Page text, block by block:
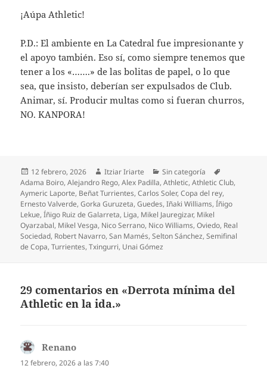
¡Aúpa Athletic!
P.D.: El ambiente en La Catedral fue impresionante y
el apoyo también. Eso sí, como siempre tenemos que
tener a los «…….» de las bolitas de papel, o lo que
sea, que insisto, deberían ser expulsados de Club.
Animar, sí. Producir multas como si fueran churros,
NO. KANPORA!
Publicado
el
12 febrero, 2026 Autor
Itziar Iriarte Categorías
Sin categoría
Adama Boiro,Alejandro Rego,Alex Padilla,Athletic,Athletic Club,
Aymeric Laporte, Beñat Turrientes,Carlos Soler,Copa del rey,
Ernesto Valverde,Gorka Guruzeta,Guedes,Iñaki Williams,Íñigo
Lekue,Íñigo Ruiz de Galarreta, Liga, Mikel Jauregizar, Mikel
Oyarzabal, Mikel Vesga, Nico Serrano, Nico Williams,Oviedo, Real
Sociedad, Robert Navarro,San Mamés,Selton Sánchez,Semifinal
de Copa,Turrientes,Txingurri, Unai Gómez
29 comentarios en «Derrota mínima del
Athletic en la ida.»
Renano
12 febrero, 2026 a las 7:40